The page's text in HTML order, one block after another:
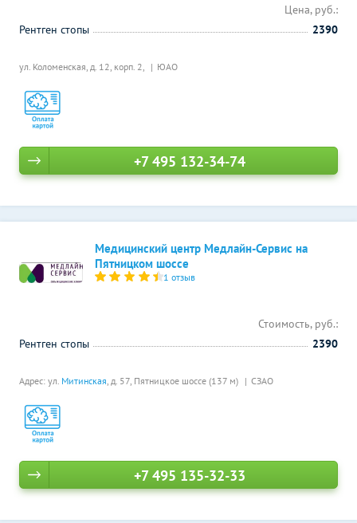
ул. Коломенская, д. 12, корп. 2, ЮАО
Цена, руб.:
Рентген стопы
2390
+7 495 132-34-74
Медицинский центр Медлайн-Сервис на
Пятницком шоссе
1 отзыв
Адрес: ул. Митинская, д. 57, Пятницкое шоссе (137 м) СЗАО
Стоимость, руб.:
Рентген стопы
2390
+7 495 135-32-33